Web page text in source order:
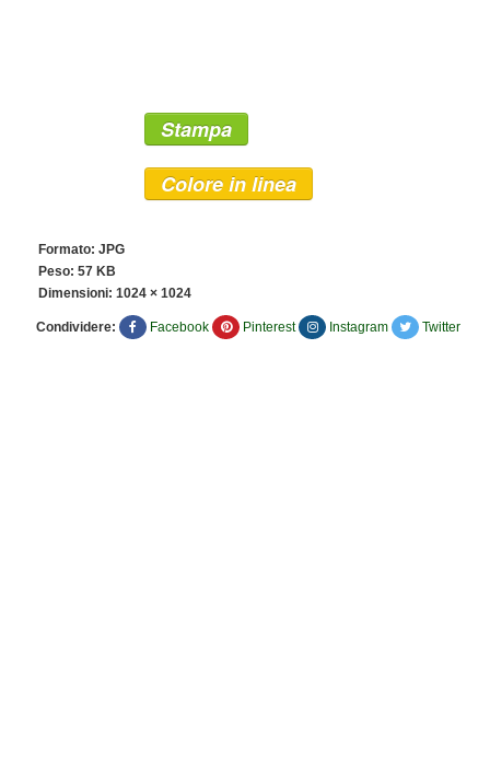
Stampa
Colore in linea
Formato: JPG
Peso: 57 KB
Dimensioni: 1024 × 1024
Condividere: Facebook Pinterest Instagram Twitter